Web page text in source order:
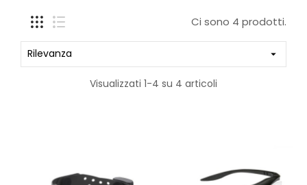
Ci sono 4 prodotti.
Rilevanza 
Visualizzati 1-4 su 4 articoli